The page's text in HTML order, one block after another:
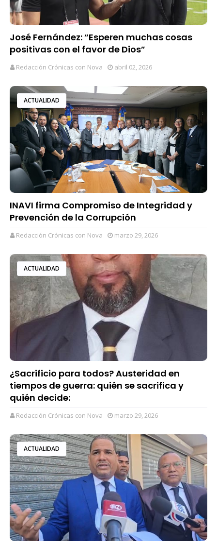
José Fernández: “Esperen muchas cosas
positivas con el favor de Dios”
Redacción Crónicas con Nova abril 02, 2026
ACTUALIDAD
INAVI firma Compromiso de Integridad y
Prevención de la Corrupción
Redacción Crónicas con Nova marzo 29, 2026
ACTUALIDAD
¿Sacrificio para todos? Austeridad en
tiempos de guerra: quién se sacrifica y
quién decide:
Redacción Crónicas con Nova marzo 29, 2026
ACTUALIDAD